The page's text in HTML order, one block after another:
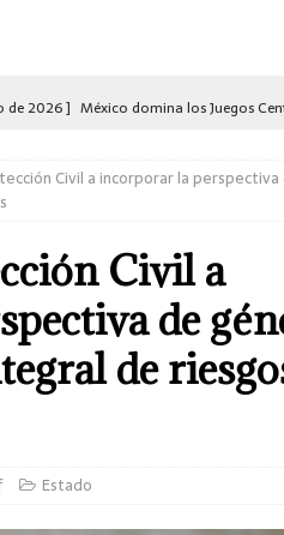
de 2026 ] México domina los Juegos
de 2026 ] Cumple gobernador de
de 2026 ] México decomisa 1.17
2026 ]
Dictan prisión preventiva a
2026 ]
Detienen a mujer con 81
Civil a incorporar la
Civil a
de
de
Estado